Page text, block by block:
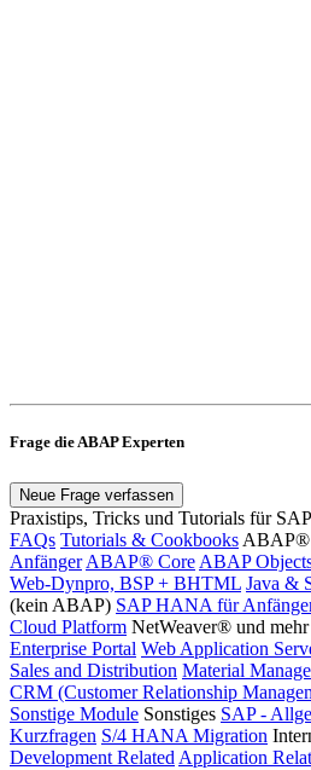
Frage die ABAP Experten
Neue Frage verfassen
Praxistips, Tricks und Tutorials für
FAQs Tutorials & CookbooksABAP®
AnfängerABAP® CoreABAP
Web-Dynpro, BSP + BHTML Java &
(kein ABAP) SAP HANA für
Cloud Platform NetWeaver® und mehr
Enterprise Portal Web Application
Sales and Distribution Material
CRM (Customer Relationship
Sonstige Module Sonstiges SAP -
Kurzfragen S/4 HANA Migration
Development RelatedApplication